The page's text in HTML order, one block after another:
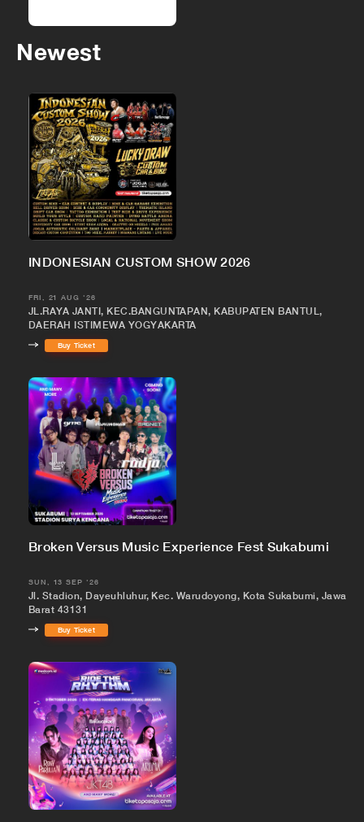
Newest
INDONESIAN CUSTOM SHOW 2026
FRI, 21 AUG '26
JL.RAYA JANTI, KEC.BANGUNTAPAN, KABUPATEN BANTUL,
DAERAH ISTIMEWA YOGYAKARTA
Buy Ticket
Broken Versus Music Experience Fest Sukabumi
SUN, 13 SEP '26
Jl. Stadion, Dayeuhluhur, Kec. Warudoyong, Kota Sukabumi, Jawa
Barat 43131
Buy Ticket